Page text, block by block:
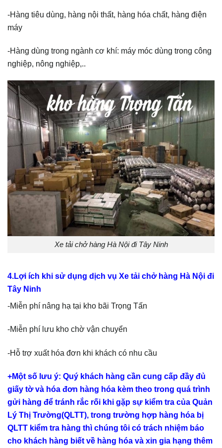
-Hàng tiêu dùng, hàng nội thất, hàng hóa chất, hàng điện
máy
-Hàng dùng trong ngành cơ khí: máy móc dùng trong công
nghiệp, nông nghiệp,..
Xe tải chở hàng Hà Nội đi Tây Ninh
4.Lợi ích khi sử dụng dịch vụ Xe tải chở hàng Hà Nội đi
Tây Ninh
-Miễn phí nâng hạ tại kho bãi Trọng Tấn
-Miễn phí lưu kho chờ vận chuyển
-Hỗ trợ xuất hóa đơn khi khách có nhu cầu
+Một số lưu ý: Quý khách hàng cần cung cấp đầy đủ
giấy tờ và hóa đơn hàng hóa kèm theo trong quá trình
gửi hàng để tránh rắc rối khi gặp sự kiểm tra của Quản
Lý Thị Trường(QLTT), trong trường hợp hàng hóa bị
QLTT kiểm tra hàng thì chúng tôi có trách nhiệm báo
cho khách hàng biết về hàng hóa và xin gia hạng thêm